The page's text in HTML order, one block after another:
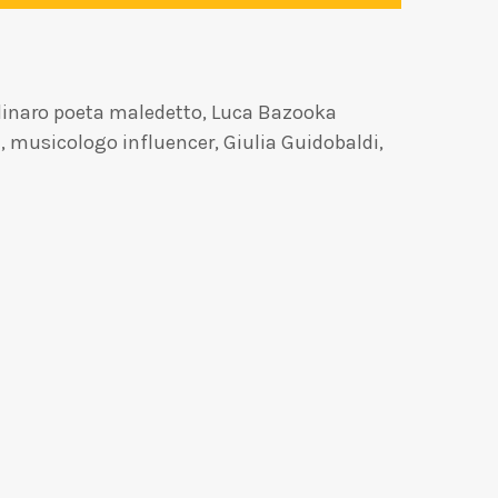
poeta maledetto, Luca Bazooka
musicologo influencer, Giulia Guidobaldi,